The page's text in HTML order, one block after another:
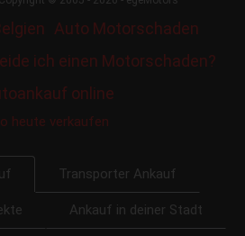
Auto Motorschaden
ich einen Motorschaden?
online
heute verkaufen
Transporter Ankauf
Ankauf in deiner Stadt